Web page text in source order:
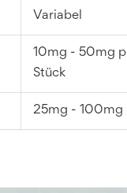
Variabel
10mg - 50mg
Stück
25mg - 100mg